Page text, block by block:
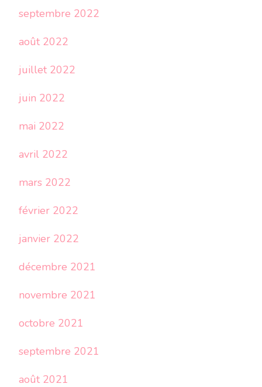
septembre 2022
août 2022
juillet 2022
juin 2022
mai 2022
avril 2022
mars 2022
février 2022
janvier 2022
décembre 2021
novembre 2021
octobre 2021
septembre 2021
août 2021